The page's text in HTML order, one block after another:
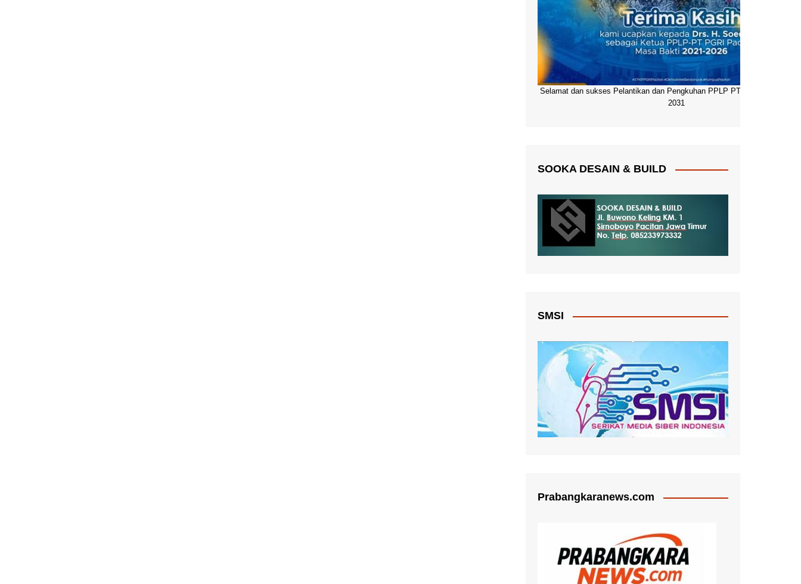
Selamat dan sukses Pelantikan dan Pengkuhan PPLP PT PGRI Pacitan
2031
SOOKA DESAIN & BUILD
SMSI
Prabangkaranews.com